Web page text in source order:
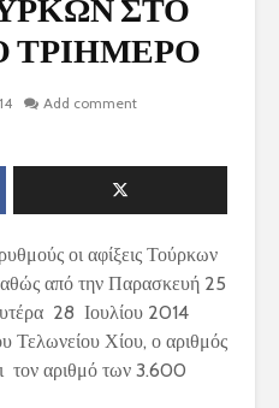
ΣΤΟ
ΤΡΙΗΜΕΡΟ
Add comment
οι αφίξεις Τούρκων
από την Παρασκευή 25
28 Ιουλίου 2014
Τελωνείου Χίου, ο αριθμός
τον αριθμό των 3.600